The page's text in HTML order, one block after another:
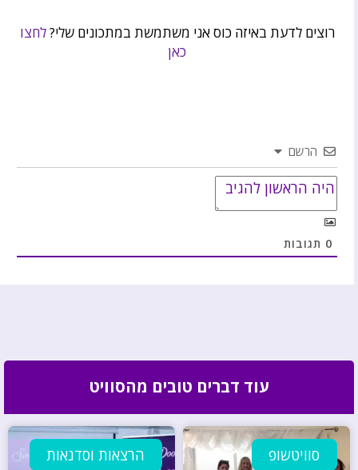
רוצים לדעת באיזה כוס אני משתמשת במתכונים שלי?לחצו
כאן
הרשם
0 תגובות
עוד דברים טובים מהסוויט
סוויטשופ הרצאות וסדנאות